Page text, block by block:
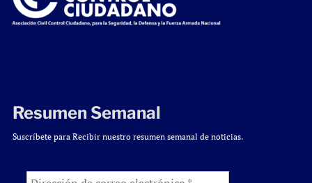
Resumen Semanal
Suscríbete para Recibir nuestro resumen semanal de noticias.